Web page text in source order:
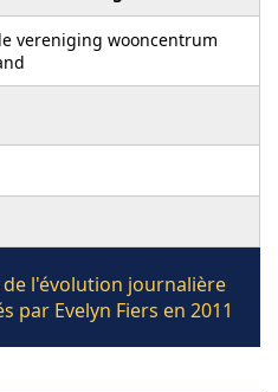
vereniging wooncentrum
l'évolution journalière
par Evelyn Fiers en 2011